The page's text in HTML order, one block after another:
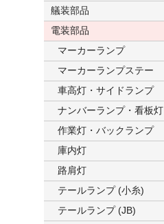
艤装部品
電装部品
マーカーランプ
マーカーランプステー
車高灯・サイドランプ
ナンバーランプ・看板灯
作業灯・バックランプ
庫内灯
路肩灯
テールランプ (小糸)
テールランプ (JB)